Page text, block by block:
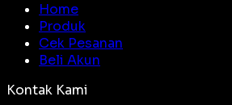
Home
Produk
Cek Pesanan
Beli Akun
Kontak Kami